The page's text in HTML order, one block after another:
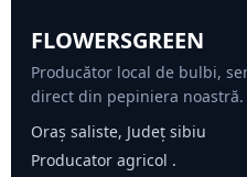
FLOWERSGREEN
Producător local de bulbi,
direct din pepiniera noastră.
Oraș saliste, Județ sibiu
Producator agricol .